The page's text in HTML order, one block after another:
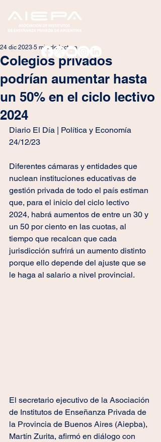
Colegios privados
podrían aumentar hasta
un 50% en el ciclo lectivo
2024
24 dic 2023 5 min de lectura
Diario El Día | Política y Economía
24/12/23
Diferentes cámaras y entidades que
nuclean instituciones educativas de
gestión privada de todo el país estiman
que, para el inicio del ciclo lectivo
2024, habrá aumentos de entre un 30 y
un 50 por ciento en las cuotas, al
tiempo que recalcan que cada
jurisdicción sufrirá un aumento distinto
porque ello depende del ajuste que se
le haga al salario a nivel provincial.
El secretario ejecutivo de la Asociación
de Institutos de Enseñanza Privada de
la Provincia de Buenos Aires (Aiepba),
Martín Zurita, afirmó en diálogo con